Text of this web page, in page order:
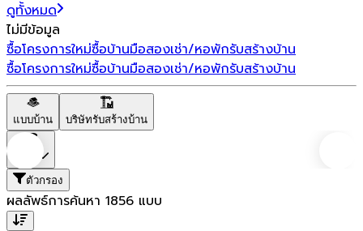
ดูทั้งหมด
ไม่มีข้อมูล
ซื้อโครงการใหม่ซื้อบ้านมือสองเช่า/หอพักรับสร้างบ้าน
ซื้อโครงการใหม่ซื้อบ้านมือสองเช่า/หอพักรับสร้างบ้าน
แบบบ้าน บริษัทรับสร้างบ้าน
ตัวกรอง
ผลลัพธ์การค้นหา 1856 แบบ